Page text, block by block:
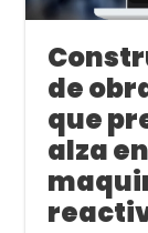
de
que
alza